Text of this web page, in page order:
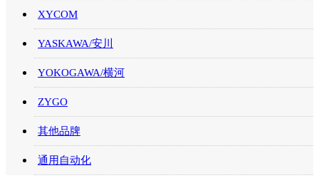
XYCOM
YASKAWA/安川
YOKOGAWA/横河
ZYGO
其他品牌
通用自动化